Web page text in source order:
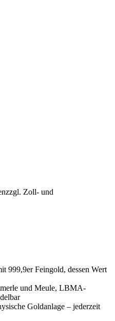
zzgl. Zoll- und
999,9er Feingold, dessen Wert
und Meule, LBMA-
Goldanlage – jederzeit